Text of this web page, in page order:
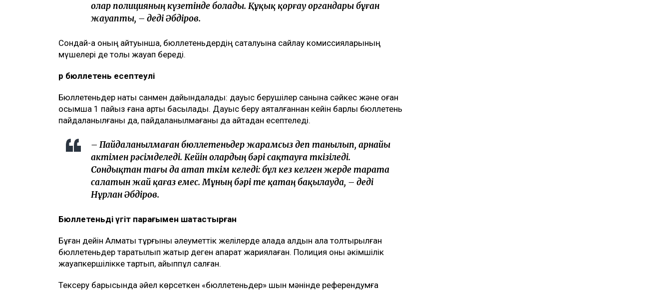
олар полицияның күзетінде болады. Құқық қорғау органдары бұған
жауапты, – деді Әбдіров.
Сондай-ақ оның айтуынша, бюллетеньдердің сақталуына сайлау комиссияларының
мүшелері де толық жауап береді.
Әр бюллетень есептеулі
Бюллетеньдер нақты санмен дайындалады: дауыс берушілер санына сәйкес және оған
қосымша 1 пайыз ғана артық басылады. Дауыс беру аяқталғаннан кейін барлық бюллетень
пайдаланылғаны да, пайдаланылмағаны да қайтадан есептеледі.
– Пайдаланылмаған бюллетеньдер жарамсыз деп танылып, арнайы
актімен рәсімделеді. Кейін олардың бәрі сақтауға өткізіледі.
Сондықтан тағы да атап өткім келеді: бұл кез келген жерде тарата
салатын жай қағаз емес. Мұның бәрі өте қатаң бақылауда, – деді
Нұрлан Әбдіров.
Бюллетеньді үгіт парағымен шатастырған
Бұған дейін Алматы тұрғыны әлеуметтік желілерде қалада алдын ала толтырылған
бюллетеньдер таратылып жатыр деген ақпарат жариялаған. Полиция оны әкімшілік
жауапкершілікке тартып, айыппұл салған.
Тексеру барысында әйел көрсеткен «бюллетеньдер» шын мәнінде референдумға